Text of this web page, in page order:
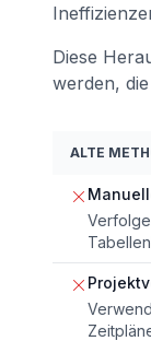
Diese
werden,
ALTE